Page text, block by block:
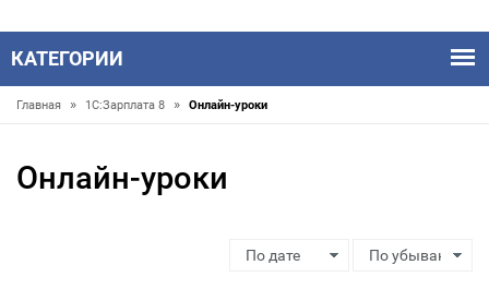
КАТЕГОРИИ
Главная » 1С:Зарплата 8 » Онлайн-уроки
Онлайн-уроки